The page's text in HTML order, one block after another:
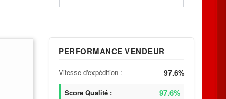
PERFORMANCE VENDEUR
Vitesse d'expédition : 97.6%
Score Qualité : 97.6%